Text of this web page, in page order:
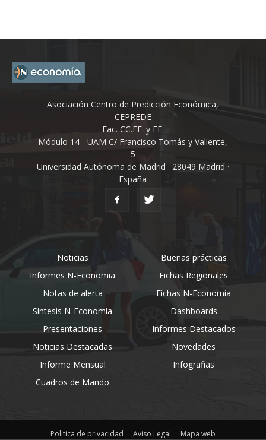
Asociación Centro de Predicción Económica,
CEPREDE
Fac. CC.EE. y EE.
Módulo 14 - UAM C/ Francisco Tomás y Valiente,
5
Universidad Autónoma de Madrid · 28049 Madrid ·
España
Noticias
Buenas prácticas
Informes N-Economia
Fichas Regionales
Notas de alerta
Fichas N-Economia
Sintesis N-Economía
Dashboards
Presentaciones
Informes Destacados
Noticias Destacadas
Novedades
Informe Mensual
Infografias
Cuadros de Mando
Politica de privacidad Aviso Legal Mapa web